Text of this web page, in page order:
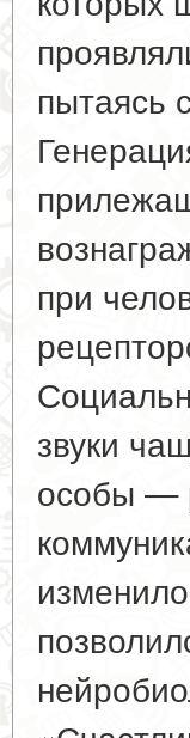
пытаясь
при
звуки
особы —